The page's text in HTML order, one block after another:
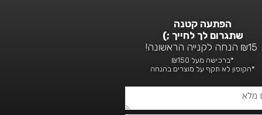
הפתעה קטנה
שתגרום לך לחייך ;)
*ברכישה מעל ₪150
*הקופון לא תקף על מוצרים בהנחה